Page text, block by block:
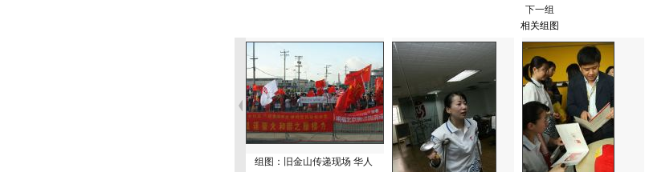
下一组
相关组图
组图：旧金山传递现场 华人